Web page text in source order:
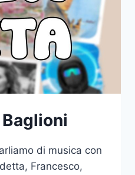
Baglioni
di musica con
Francesco,